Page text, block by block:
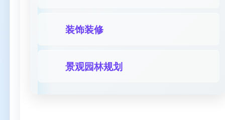
装饰装修
景观园林规划